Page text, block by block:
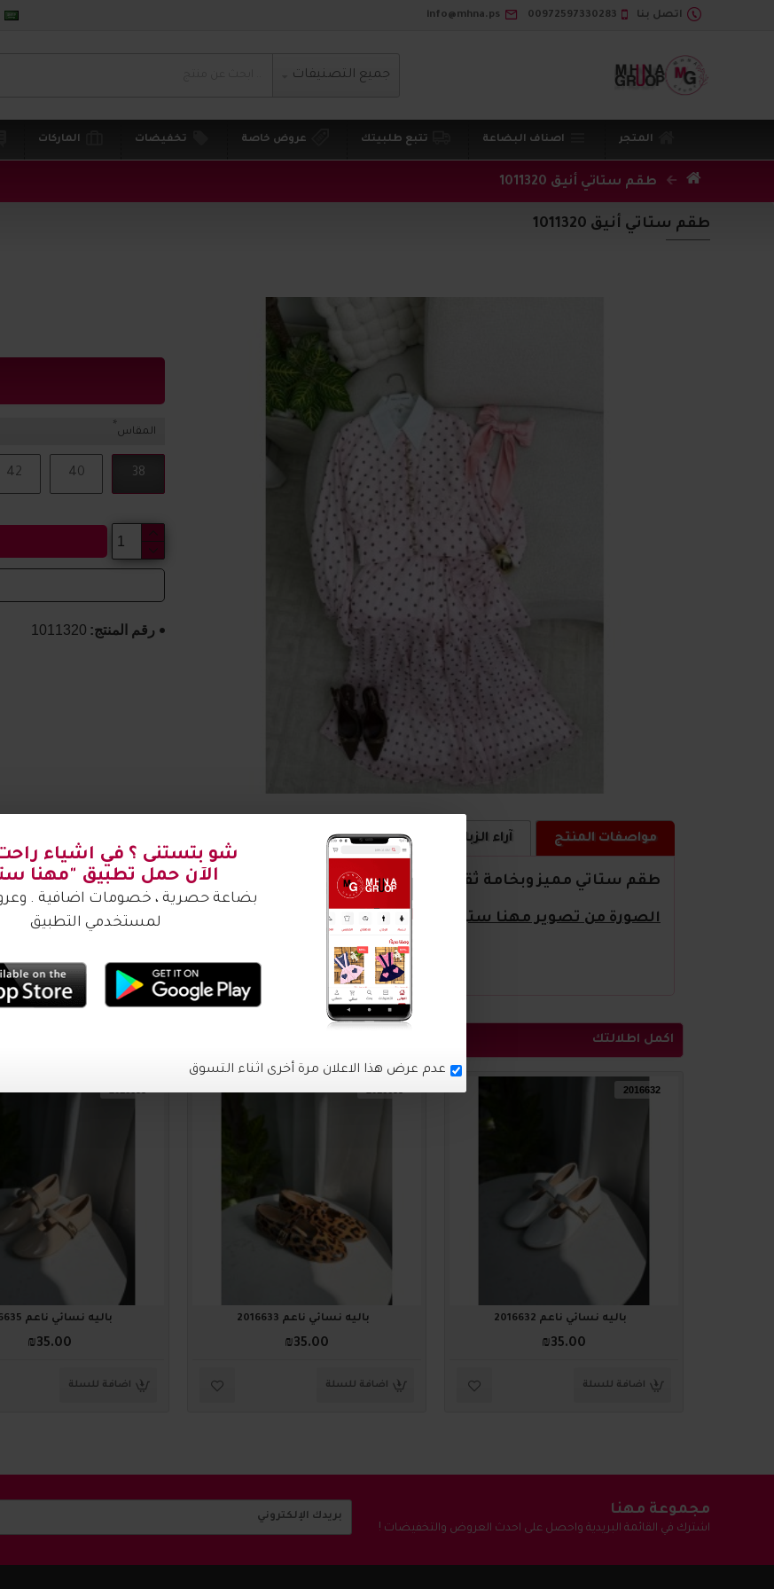
اتصل بنا 00972597330283
info@mhna.ps
جميع التصنيفات
المتجر اصناف البضاعة تتبع طلبيتك عروض خاصة تخفيضات الماركات
طقم ستاتي أنيق 1011320
طقم ستاتي أنيق 1011320
رقم المنتج: 1011320
المقاس
38
40
42
مواصفات المنتج آراء الزبائن كيف اشتري ؟
طقم ستاتي مميز وبخامة ثقيلة
الصورة من تصوير مهنا ستور
اكمل اطلالتك
2016632
باليه نسائي ناعم 2016632
₪35.00
اضافة للسلة
باليه نسائي ناعم 2016633
₪35.00
اضافة للسلة
باليه نسائي ناعم 2016635
₪35.00
اضافة للسلة
مجموعة مهنا
اشترك في القائمة البريدية واحصل على احدث العروض والتخفيضات !